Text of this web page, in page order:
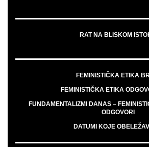
RAT NA BLISKOM
FEMINISTIČKA ETIKA
FEMINISTIČKA ETIKA
FUNDAMENTALIZMI DANAS –
ODGOVORI
DATUMI KOJE